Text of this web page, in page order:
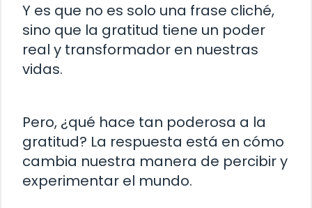
Y es que no es solo una frase cliché,
sino que la gratitud tiene un poder
real y transformador en nuestras
vidas.
Pero, ¿qué hace tan poderosa a la
gratitud? La respuesta está en cómo
cambia nuestra manera de percibir y
experimentar el mundo.